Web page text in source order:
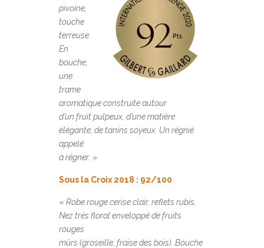
pivoine,
touche
terreuse.
En
bouche,
une
trame
aromatique construite autour
d’un fruit pulpeux, d’une matière
élégante, de tanins soyeux. Un régnié
appelé
à régner. »
Sous la Croix 2018 : 92/100
« Robe rouge cerise clair, reflets rubis.
Nez très floral enveloppé de fruits
rouges
mûrs (groseille, fraise des bois). Bouche